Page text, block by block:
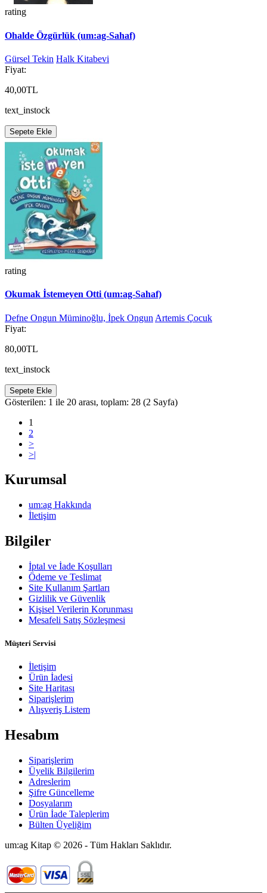
rating
Ohalde Özgürlük (um:ag-Sahaf)
Gürsel Tekin Halk Kitabevi
Fiyat:
40,00TL
text_instock
Sepete Ekle
rating
Okumak İstemeyen Otti (um:ag-Sahaf)
Defne Ongun Müminoğlu, İpek Ongun Artemis Çocuk
Fiyat:
80,00TL
text_instock
Sepete Ekle
Gösterilen: 1 ile 20 arası, toplam: 28 (2 Sayfa)
1
2
>
>|
Kurumsal
um:ag Hakkında
İletişim
Bilgiler
İptal ve İade Koşulları
Ödeme ve Teslimat
Site Kullanım Şartları
Gizlilik ve Güvenlik
Kişisel Verilerin Korunması
Mesafeli Satış Sözleşmesi
Müşteri Servisi
İletişim
Ürün İadesi
Site Haritası
Siparişlerim
Alışveriş Listem
Hesabım
Siparişlerim
Üyelik Bilgilerim
Adreslerim
Şifre Güncelleme
Dosyalarım
Ürün İade Taleplerim
Bülten Üyeliğim
um:ag Kitap © 2026 - Tüm Hakları Saklıdır.